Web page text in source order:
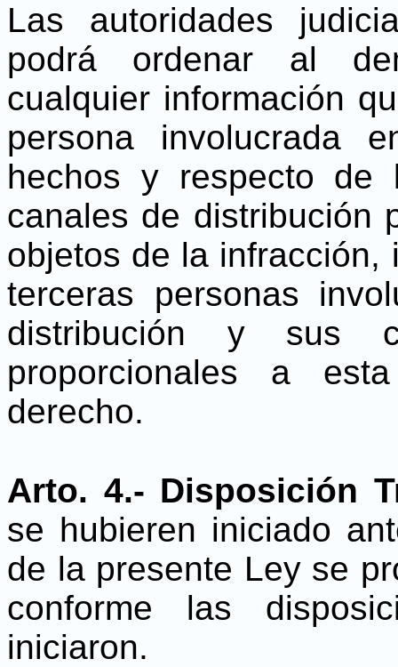
Las autoridades
podrá ordenar al
cualquier información
persona involucrada
hechos y respecto de
canales de distribución
objetos de la infracción,
terceras personas
distribución y sus
proporcionales a
derecho.
Arto. 4.- Disposición
se hubieren iniciado
de la presente Ley se
conforme las
iniciaron.